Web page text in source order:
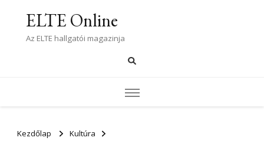
ELTE Online
Az ELTE hallgatói magazinja
Kezdőlap
Kultúra